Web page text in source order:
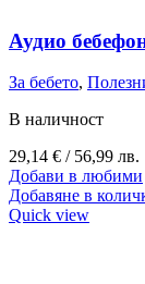
Аудио
За бебето,
В наличност
29,14 € / 56,99 лв.
Добави в любими
Добавяне в
Quick view